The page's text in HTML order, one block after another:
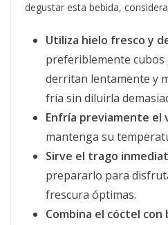
degustar esta bebida,
Utiliza hielo fresco y
preferiblemente cubos
derritan lentamente y
fría sin diluirla
Enfría previamente el
mantenga su
Sirve el trago
prepararlo para
frescura óptimas.
Combina el cóctel